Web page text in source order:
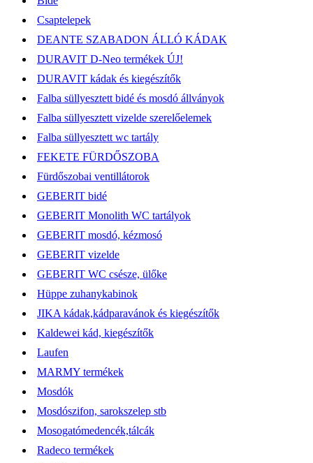
Csaptelepek
DEANTE SZABADON ÁLLÓ KÁDAK
DURAVIT D-Neo termékek ÚJ!
DURAVIT kádak és kiegészítők
Falba süllyesztett bidé és mosdó állványok
Falba süllyesztett vizelde szerelőelemek
Falba süllyesztett wc tartály
FEKETE FÜRDŐSZOBA
Fürdőszobai ventillátorok
GEBERIT bidé
GEBERIT Monolith WC tartályok
GEBERIT mosdó, kézmosó
GEBERIT vizelde
GEBERIT WC csésze, ülőke
Hüppe zuhanykabinok
JIKA kádak,kádparavánok és kiegészítők
Kaldewei kád, kiegészítők
Laufen
MARMY termékek
Mosdók
Mosdószifon, sarokszelep stb
Mosogatómedencék,tálcák
Radeco termékek